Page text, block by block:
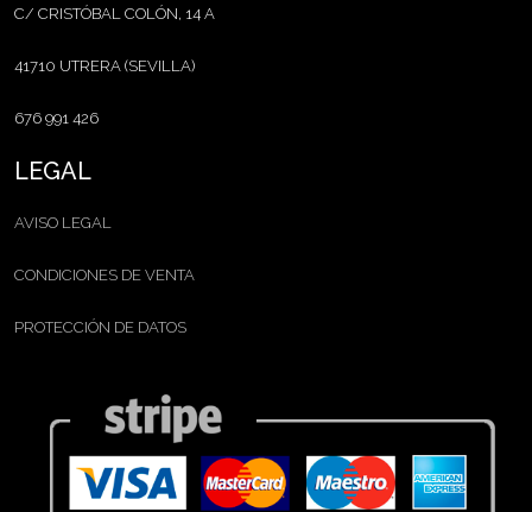
C/ CRISTÓBAL COLÓN, 14 A
41710 UTRERA (SEVILLA)
676 991 426
LEGAL
AVISO LEGAL
CONDICIONES DE VENTA
PROTECCIÓN DE DATOS